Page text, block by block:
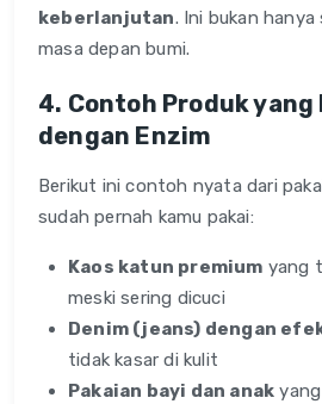
keberlanjutan. Ini bukan
masa depan bumi.
4. Contoh Produk yang
dengan Enzim
Berikut ini contoh nyata dari
sudah pernah kamu pakai:
Kaos katun premium yang
meski sering dicuci
Denim (jeans) dengan
tidak kasar di kulit
Pakaian bayi dan anak